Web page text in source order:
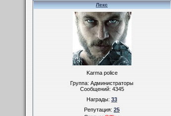
Лекс
Karma police
Группа: Администраторы
Сообщений:4345
Награды:33
Репутация:25